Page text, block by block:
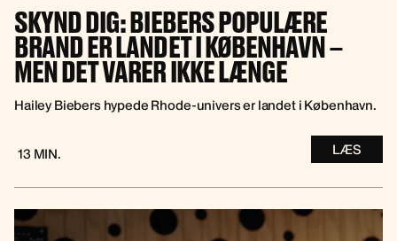
SKYND DIG: BIEBERS POPULÆRE
BRAND ER LANDET I KØBENHAVN –
MEN DET VARER IKKE LÆNGE
Hailey Biebers hypede Rhode-univers er landet i København.
13 MIN. LÆS